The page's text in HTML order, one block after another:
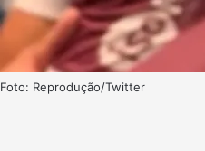
Foto: Reprodução/Twitter